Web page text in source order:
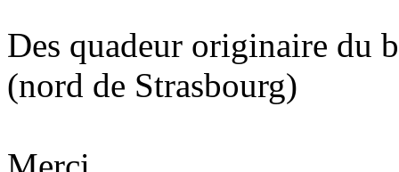
Des quadeur originaire du
(nord de Strasbourg)